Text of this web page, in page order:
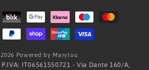
Metodi
di
pagamento
Powered by Marylou
IT06561550721 - Via Dante 160/A,